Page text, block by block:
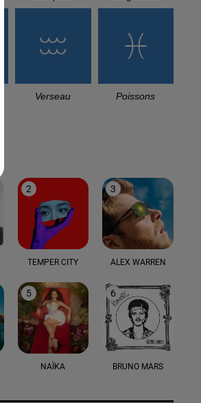
Verseau Poissons
2
TEMPER CITY
3
ALEX WARREN
5
NAÏKA
6
BRUNO MARS